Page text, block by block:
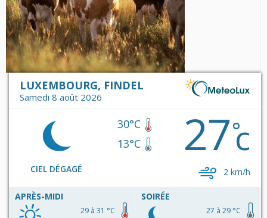
LUXEMBOURG, FINDEL
Samedi 8 août 2026
CIEL DÉGAGÉ
30°C
13°C
27°c
2 km/h
APRÈS-MIDI
29 à 31 °C
SOIRÉE
27 à 29 °C